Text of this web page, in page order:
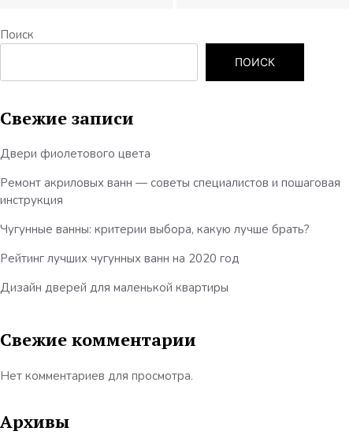
Поиск
ПОИСК
Свежие записи
Двери фиолетового цвета
Ремонт акриловых ванн — советы специалистов и пошаговая
инструкция
Чугунные ванны: критерии выбора, какую лучше брать?
Рейтинг лучших чугунных ванн на 2020 год
Дизайн дверей для маленькой квартиры
Свежие комментарии
Нет комментариев для просмотра.
Архивы